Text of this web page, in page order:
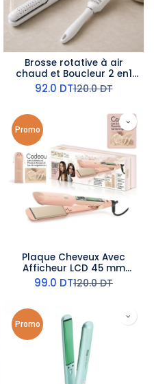
Brosse rotative à air
chaud et Boucleur 2 en1
DSP 220°C 47 W
92.0 DT120.0DT
Promo
Plaque Cheveux Avec
Afficheur LCD 45 mm
75W- DSP
99.0 DT120.0DT
Promo